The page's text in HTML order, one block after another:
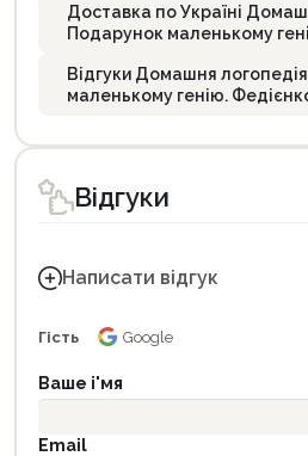
Доставка по Україні
Подарунок маленькому
Відгуки Домашня
маленькому генію.
Відгуки
Написати відгук
Гість Google
Ваше і'мя
Email